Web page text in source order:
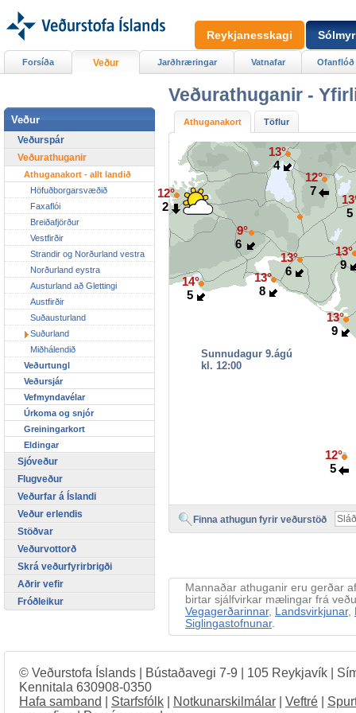
Veðurathuganir -
Athuganakort Töflur
Sunnudagur 9.ágú
kl. 12:00
13°
8
13°
6
13°
4
9°
6
13°
9
13°
9
12°
5
12°
7
12°
2
14°
5
Finna athugun fyrir veðurstöð
Mannaðar athuganir eru gerðar
birtar sjálfvirkar mælingar frá
Vegagerðarinnar, Landsvirkjunar,
Siglingastofnunar.
Forsíða Veður Jarðhræringar Vatnafar Ofanflóð
Veður
Veðurspár
Veðurathuganir
Athuganakort - allt landið
Höfuðborgarsvæðið
Faxaflói
Breiðafjörður
Vestfirðir
Strandir og Norðurland vestra
Norðurland eystra
Austurland að Glettingi
Austfirðir
Suðausturland
Suðurland
Miðhálendið
Veðurtungl
Veðursjár
Vefmyndavélar
Úrkoma og snjór
Greiningarkort
Eldingar
Sjóveður
Flugveður
Veðurfar á Íslandi
Veður erlendis
Stöðvar
Veðurvottorð
Skrá veðurfyrirbrigði
Aðrir vefir
Fróðleikur
Reykjanesskagi
© Veðurstofa Íslands | Bústaðavegi 7-9 | 105 Reykjavík |
Kennitala 630908-0350
Hafa samband
Starfsfólk Notkunarskilmálar Veftré